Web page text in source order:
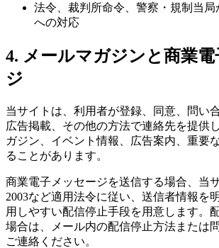
法令、裁判所命令、警察・規制当
への対応
4. メールマガジンと商業
ジ
当サイトは、利用者が登録、同意、問い
広告掲載、その他の方法で連絡先を提供
ガジン、イベント情報、広告案内、重要
ることがあります。
商業電子メッセージを送信する場合、当
2003など適用法令に従い、送信者情報を
用しやすい配信停止手段を用意します。
場合は、メール内の配信停止方法または
ご連絡ください。